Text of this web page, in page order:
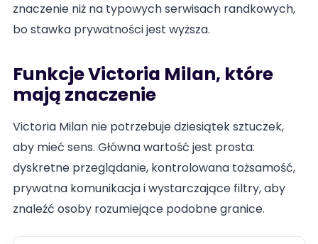
znaczenie niż na typowych serwisach randkowych,
bo stawka prywatności jest wyższa.
Funkcje Victoria Milan, które
mają znaczenie
Victoria Milan nie potrzebuje dziesiątek sztuczek,
aby mieć sens. Główna wartość jest prosta:
dyskretne przeglądanie, kontrolowana tożsamość,
prywatna komunikacja i wystarczające filtry, aby
znaleźć osoby rozumiejące podobne granice.